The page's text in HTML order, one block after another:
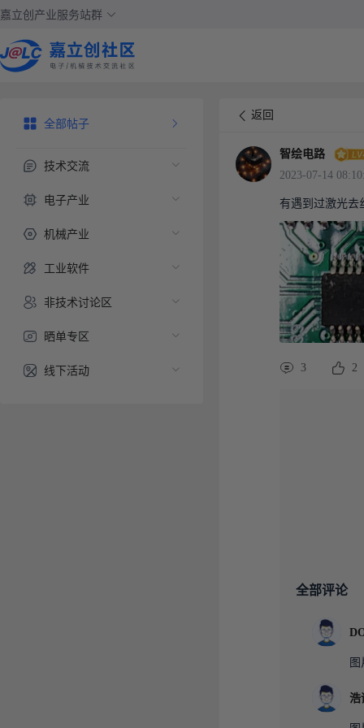
嘉立创产业服务站群
全部帖子
技术交流
电子产业
机械产业
工业软件
非技术讨论区
晒单专区
线下活动
返回
智绘电路
2023-07-14
有遇到过激光去
3 2
全部评论
浩